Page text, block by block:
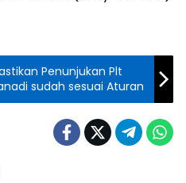
Penunjukan Plt
sudah sesuai Aturan